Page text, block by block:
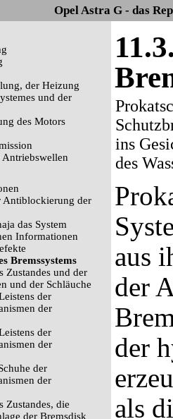
Opel Astra G - das
der Heizung
und der
des Motors
Antiblockierung der
das System
Informationen
Bremssystems
Zustandes und der
und der Schläuche
der
der
der
der
der
der
Zustandes, die
der Bremsdisk
ins
des
aus
der
der
als